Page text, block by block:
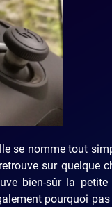
se nomme tout
sur quelque
bien-sûr la petite
pourquoi pas